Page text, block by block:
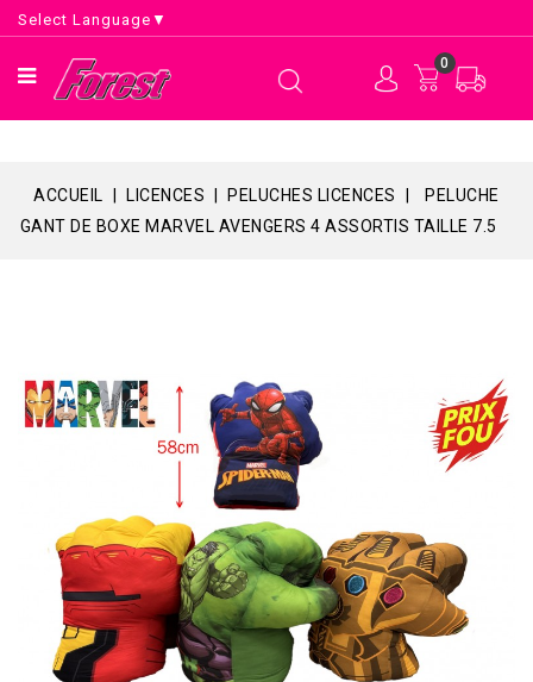
Select Language ▼
0
ACCUEIL LICENCES PELUCHES LICENCES
PELUCHE
GANT DE BOXE MARVEL AVENGERS 4 ASSORTIS TAILLE 7.5